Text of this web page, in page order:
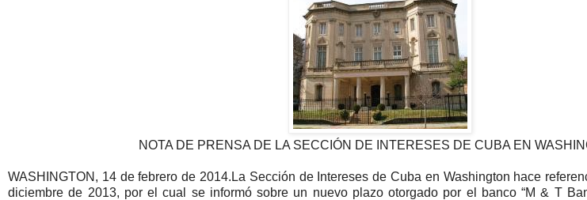
NOTA DE PRENSA DE LA SECCIÓN DE INTERESES DE CUBA EN
WASHINGTON, 14 de febrero de 2014.La Sección de Intereses de Cuba en Washington hace
diciembre de 2013, por el cual se informó sobre un nuevo plazo otorgado por el banco “M & T